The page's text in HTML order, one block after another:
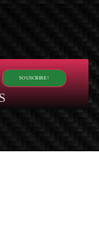
SOUSCRIRE!